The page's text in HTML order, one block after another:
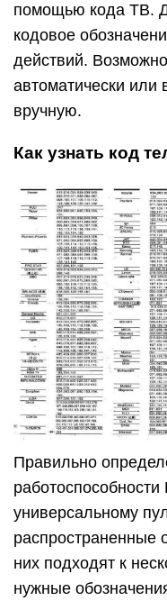
помощью кода ТВ.
кодовое
действий.
автоматически
вручную.
Как узнать код
Правильно
универсальному
распространенные
них подходят к
нужные